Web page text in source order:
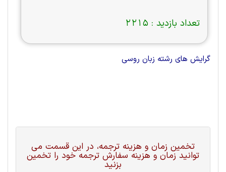
تعداد بازدید : 2215
گرایش های رشته زبان روسی
تخمین زمان و هزینه ترجمه، در این قسمت می
توانید زمان و هزینه سفارش ترجمه خود را تخمین
بزنید